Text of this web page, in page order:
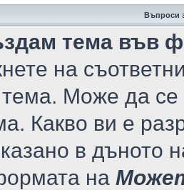
Въпроси
тема във
на
Може да се
Какво ви е
в дъното
на